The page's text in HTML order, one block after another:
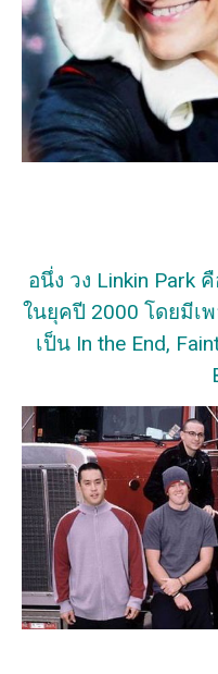
อนึ่ง วง Linkin Park
ในยุคปี 2000 โดยมีเ
เป็น In the End,